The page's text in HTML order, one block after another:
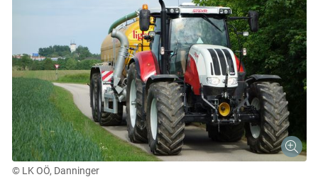
© LK OÖ, Danninger